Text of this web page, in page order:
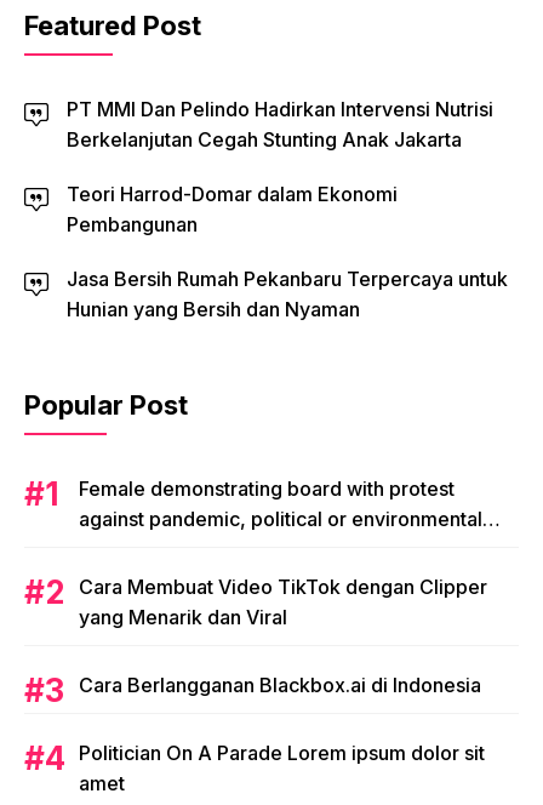
Featured Post
PT MMI Dan Pelindo Hadirkan Intervensi Nutrisi
Berkelanjutan Cegah Stunting Anak Jakarta
Teori Harrod-Domar dalam Ekonomi
Pembangunan
Jasa Bersih Rumah Pekanbaru Terpercaya untuk
Hunian yang Bersih dan Nyaman
Popular Post
Female demonstrating board with protest
against pandemic, political or environmental
Cara Membuat Video TikTok dengan Clipper
yang Menarik dan Viral
Cara Berlangganan Blackbox.ai di Indonesia
Politician On A Parade Lorem ipsum dolor sit
amet